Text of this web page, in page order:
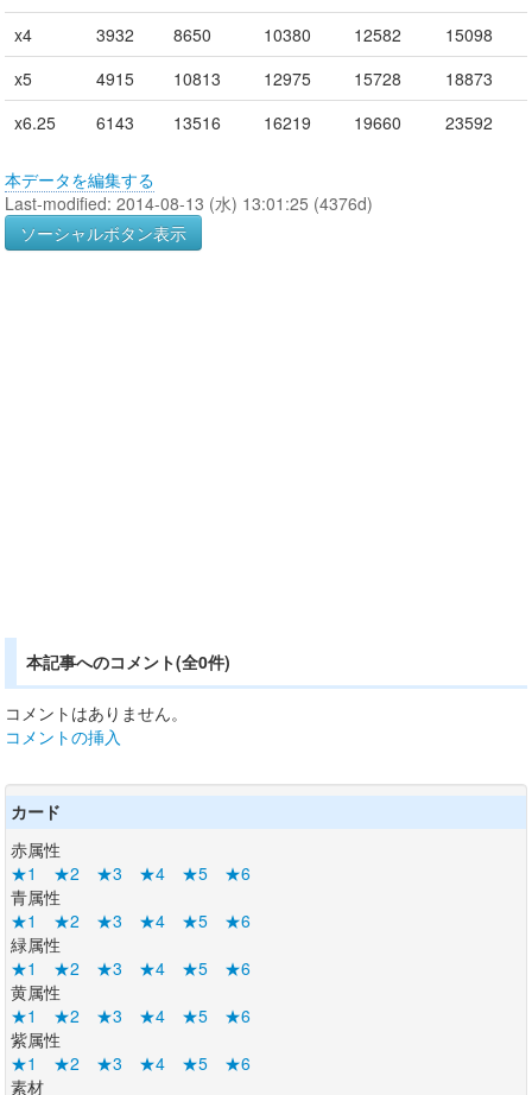
x4
3932 8650 10380 12582
15098
x5
4915 10813 12975 15728
18873
x6.25
6143 13516 16219 19660 23592
本データを編集する
Last-modified: 2014-08-13 (水) 13:01:25 (4376d)
ソーシャルボタン表示
本記事へのコメント(全0件)
コメントはありません。
コメントの挿入
カード
赤属性
★1
★2 ★3 ★4 ★5
★6
青属性
★1
★2 ★3 ★4 ★5
★6
緑属性
★1
★2 ★3 ★4 ★5
★6
黄属性
★1
★2 ★3 ★4 ★5
★6
紫属性
★1
★2 ★3 ★4 ★5
★6
素材